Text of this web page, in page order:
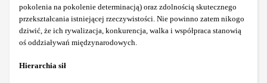
pokolenia na pokolenie determinacją) oraz zdolnością skutecznego
przekształcania istniejącej rzeczywistości. Nie powinno zatem nikogo
dziwić, że ich rywalizacja, konkurencja, walka i współpraca stanowią
oś oddziaływań międzynarodowych.
Hierarchia sił